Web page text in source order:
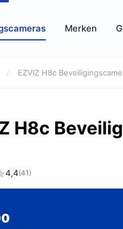
Merken
/ EZVIZ H8c
H8c
4,4(41)